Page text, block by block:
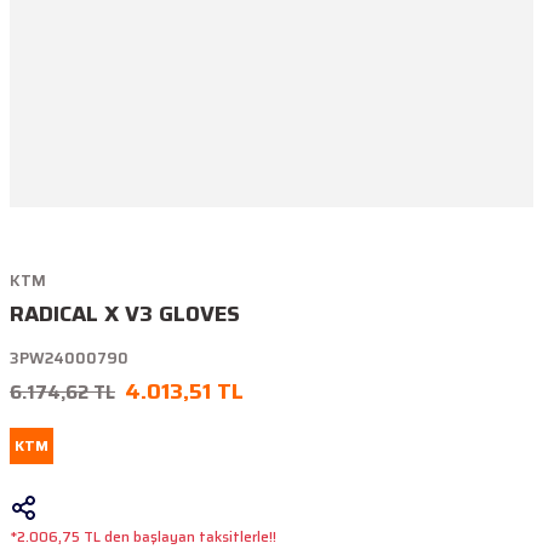
KTM
RADICAL X V3 GLOVES
3PW24000790
6.174,62 TL 4.013,51 TL
KTM
*2.006,75 TL den başlayan taksitlerle!!